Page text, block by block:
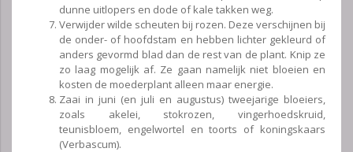
dunne uitlopers en dode of kale takken weg.
Verwijder wilde scheuten bij rozen. Deze verschijnen bij
de onder- of hoofdstam en hebben lichter gekleurd of
anders gevormd blad dan de rest van de plant. Knip ze
zo laag mogelijk af. Ze gaan namelijk niet bloeien en
kosten de moederplant alleen maar energie.
Zaai in juni (en juli en augustus) tweejarige bloeiers,
zoals akelei, stokrozen, vingerhoedskruid,
teunisbloem, engelwortel en toorts of koningskaars
(Verbascum).